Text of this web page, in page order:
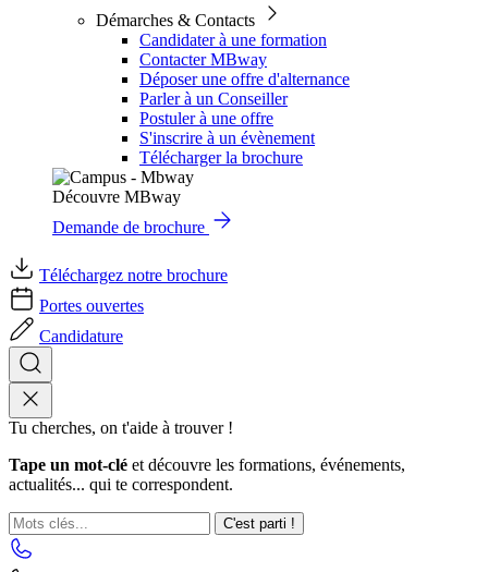
Démarches & Contacts
Candidater à une formation
Contacter MBway
Déposer une offre d'alternance
Parler à un Conseiller
Postuler à une offre
S'inscrire à un évènement
Télécharger la brochure
Découvre MBway
Demande de brochure
Téléchargez notre brochure
Portes ouvertes
Candidature
Tu cherches, on t'aide à trouver !
Tape un mot-clé et découvre les formations, événements,
actualités... qui te correspondent.
C'est parti !